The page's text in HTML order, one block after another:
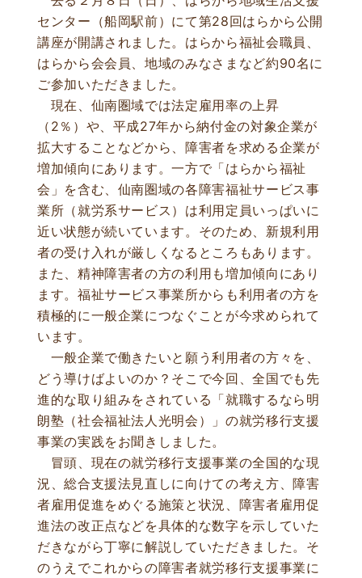
センター（船岡駅前）にて第28回はらから公開
講座が開講されました。はらから福祉会職員、
はらから会会員、地域のみなさまなど約90名に
ご参加いただきました。
現在、仙南圏域では法定雇用率の上昇
（2％）や、平成27年から納付金の対象企業が
拡大することなどから、障害者を求める企業が
増加傾向にあります。一方で「はらから福祉
会」を含む、仙南圏域の各障害福祉サービス事
業所（就労系サービス）は利用定員いっぱいに
近い状態が続いています。そのため、新規利用
者の受け入れが厳しくなるところもあります。
また、精神障害者の方の利用も増加傾向にあり
ます。福祉サービス事業所からも利用者の方を
積極的に一般企業につなぐことが今求められて
います。
一般企業で働きたいと願う利用者の方々を、
どう導けばよいのか？そこで今回、全国でも先
進的な取り組みをされている「就職するなら明
朗塾（社会福祉法人光明会）」の就労移行支援
事業の実践をお聞きしました。
冒頭、現在の就労移行支援事業の全国的な現
況、総合支援法見直しに向けての考え方、障害
者雇用促進をめぐる施策と状況、障害者雇用促
進法の改正点などを具体的な数字を示していた
だきながら丁寧に解説していただきました。そ
のうえでこれからの障害者就労移行支援事業に